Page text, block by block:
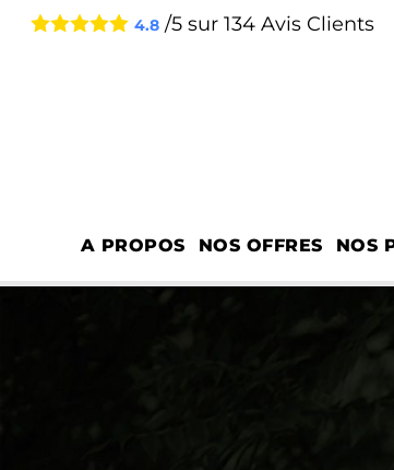
4.8 /5 sur 134 Avis Clients
A PROPOS NOS OFFRES NOS